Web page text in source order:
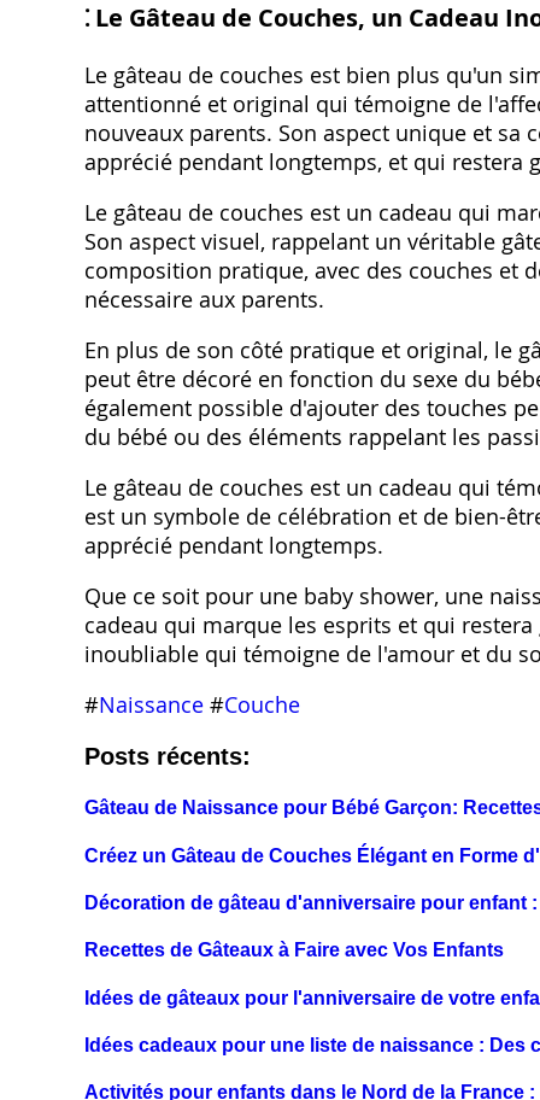
⁚ Le Gâteau de Couches, un Cadeau
Le gâteau de couches est bien plus qu'un
attentionné et original qui témoigne de
nouveaux parents. Son aspect unique et
apprécié pendant longtemps, et qui restera
Le gâteau de couches est un cadeau qui
Son aspect visuel, rappelant un véritable
composition pratique, avec des couches et
nécessaire aux parents.
En plus de son côté pratique et original, le
peut être décoré en fonction du sexe du
également possible d'ajouter des touches
du bébé ou des éléments rappelant les
Le gâteau de couches est un cadeau qui
est un symbole de célébration et de bien-
apprécié pendant longtemps.
Que ce soit pour une baby shower, une
cadeau qui marque les esprits et qui
inoubliable qui témoigne de l'amour et du
#Naissance #Couche
Posts récents:
Gâteau de Naissance pour Bébé Garçon:
Créez un Gâteau de Couches Élégant en Forme
Décoration de gâteau d'anniversaire pour enfant
Recettes de Gâteaux à Faire avec Vos Enfants
Idées de gâteaux pour l'anniversaire de votre
Idées cadeaux pour une liste de naissance : Des
Activités pour enfants dans le Nord de la France